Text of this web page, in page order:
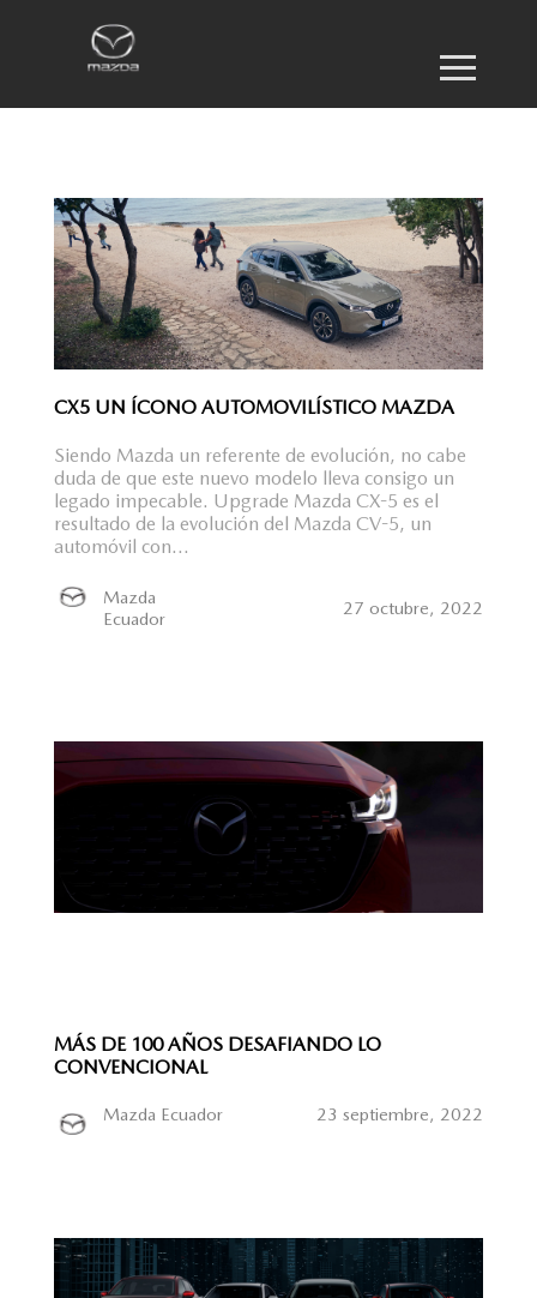
CX5 UN ÍCONO AUTOMOVILÍSTICO MAZDA
Siendo Mazda un referente de evolución, no cabe
duda de que este nuevo modelo lleva consigo un
legado impecable. Upgrade Mazda CX-5 es el
resultado de la evolución del Mazda CV-5, un
automóvil con...
Mazda
Ecuador
27 octubre, 2022
MÁS DE 100 AÑOS DESAFIANDO LO
CONVENCIONAL
Mazda Ecuador 23 septiembre, 2022